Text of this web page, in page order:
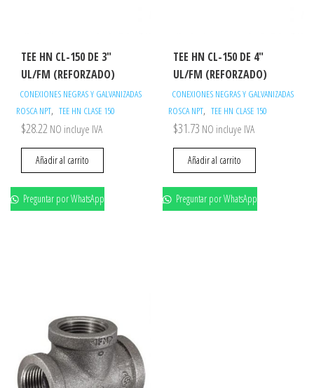
TEE HN CL-150 DE 3″
UL/FM (REFORZADO)
CONEXIONES NEGRAS Y GALVANIZADAS
ROSCA NPT, TEE HN CLASE 150
$28.22 NO incluye IVA
Añadir al carrito
Preguntar por WhatsApp
TEE HN CL-150 DE 4″
UL/FM (REFORZADO)
CONEXIONES NEGRAS Y GALVANIZADAS
ROSCA NPT, TEE HN CLASE 150
$31.73 NO incluye IVA
Añadir al carrito
Preguntar por WhatsApp